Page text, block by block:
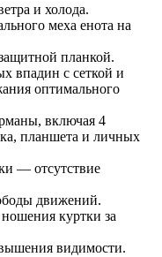
и холода.
меха енота на
планкой.
впадин с сеткой и
оптимального
включая 4
планшета и личных
— отсутствие
движений.
куртки за
видимости.